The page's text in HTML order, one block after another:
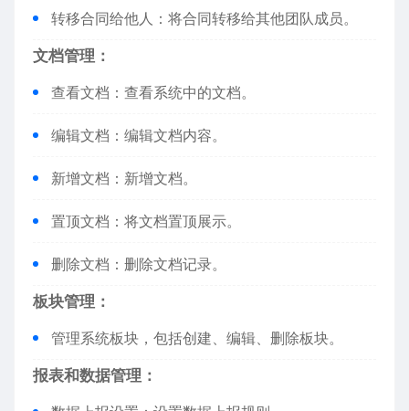
转移合同给他人：将合同转移给其他团队成员。
文档管理：
查看文档：查看系统中的文档。
编辑文档：编辑文档内容。
新增文档：新增文档。
置顶文档：将文档置顶展示。
删除文档：删除文档记录。
板块管理：
管理系统板块，包括创建、编辑、删除板块。
报表和数据管理：